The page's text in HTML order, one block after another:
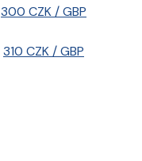
300 CZK / GBP
310 CZK / GBP